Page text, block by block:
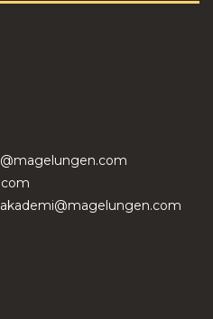
akademi@magelungen.com